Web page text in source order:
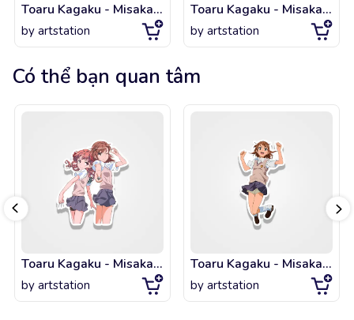
Toaru Kagaku - Misaka Mikoto & Shirai Kuroko
by artstation
Toaru Kagaku - Misaka Mikoto - Pajamas
by artstation
Có thể bạn quan tâm
Toaru Kagaku - Misaka Mikoto & Shirai Kuroko
by artstation
Toaru Kagaku - Misaka Mikoto
by artstation